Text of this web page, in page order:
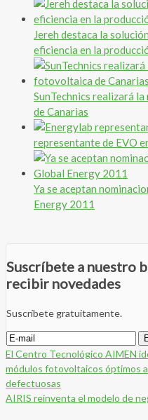
Jereh destaca la
eficiencia en la
SunTechnics realizará
de Canarias
representante de EVO
Ya se aceptan
Energy 2011
Suscríbete a nuestro
recibir novedades
Suscríbete gratuitamente.
El Centro Tecnológico AIMEN
módulos fotovoltaicos óptimos
defectuosas
AIRIS reinventa el modelo de